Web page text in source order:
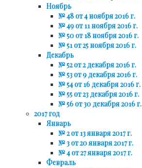
Ноябрь
№ 48 от 4 ноября 2016 г.
№ 49 от 11 ноября 2016 г.
№ 50 от 18 ноября 2016 г.
№ 51 от 25 ноября 2016 г.
Декабрь
№ 52 от 2 декабря 2016 г.
№ 53 от 9 декабря 2016 г.
№ 54 от 16 декабря 2016 г.
№ 55 от 23 декабря 2016 г.
№ 56 от 30 декабря 2016 г.
2017 год
Январь
№ 2 от 13 января 2017 г.
№ 3 от 20 января 2017 г.
№ 4 от 27 января 2017 г.
Февраль